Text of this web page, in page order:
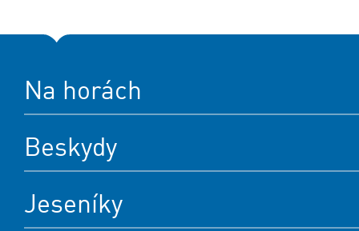
Na horách
Beskydy
Jeseníky